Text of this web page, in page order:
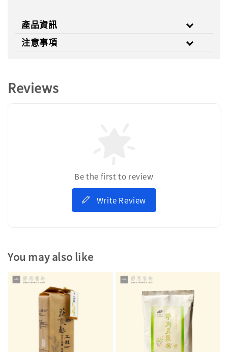
產品資訊
注意事項
Reviews
Be the first to review
Write Review
You may also like